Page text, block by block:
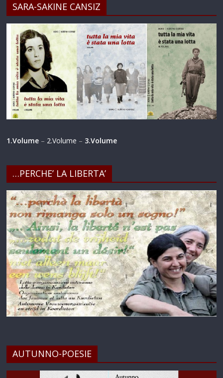
SARA-SAKINE CANSIZ
1.Volume – 2.Volume – 3.Volume
…PERCHE’ LA LIBERTA’
AUTUNNO-POESIE